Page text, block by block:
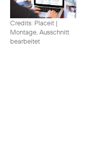
Credits: Placeit |
Montage, Ausschnitt
bearbeitet